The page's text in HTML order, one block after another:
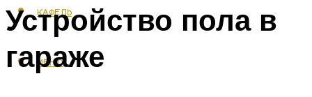
КАФЕЛЬ
МЕНЮ
Устройство пола в
гараже